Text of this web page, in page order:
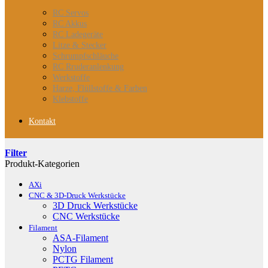
RC Servos
RC Akkus
RC Ladegeräte
Litze & Stecker
Schrumpfschläuche
RC Rruderanlenkung
Werkstoffe
Harze, Flüllstoffe & Farben
Klebstoffe
Kontakt
Filter
Produkt-Kategorien
AXi
CNC & 3D-Druck Werkstücke
3D Druck Werkstücke
CNC Werkstücke
Filament
ASA-Filament
Nylon
PCTG Filament